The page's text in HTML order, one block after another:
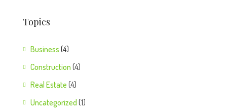
Topics
Business (4)
Construction (4)
Real Estate (4)
Uncategorized (1)